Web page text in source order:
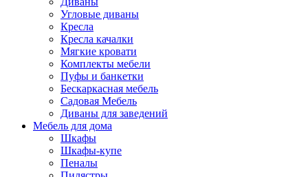
Угловые диваны
Кресла
Кресла качалки
Мягкие кровати
Комплекты мебели
Пуфы и банкетки
Бескаркасная мебель
Садовая Мебель
Диваны для заведений
Мебель для дома
Шкафы
Шкафы-купе
Пеналы